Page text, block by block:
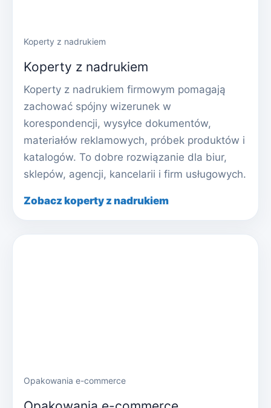
Koperty z nadrukiem
Koperty z nadrukiem
Koperty z nadrukiem firmowym pomagają
zachować spójny wizerunek w
korespondencji, wysyłce dokumentów,
materiałów reklamowych, próbek produktów i
katalogów. To dobre rozwiązanie dla biur,
sklepów, agencji, kancelarii i firm usługowych.
Zobacz koperty z nadrukiem
Opakowania e-commerce